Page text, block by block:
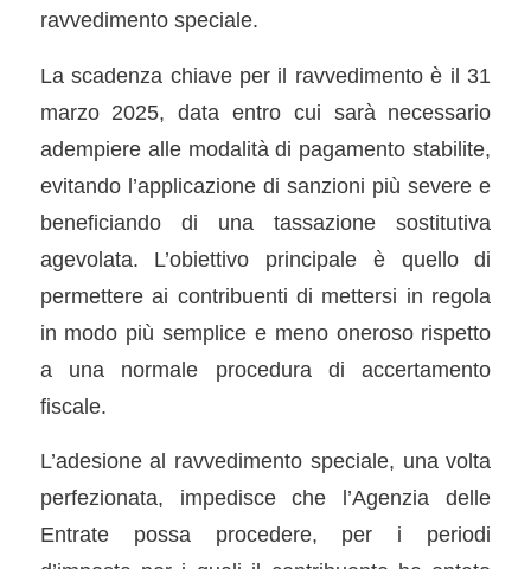
ravvedimento speciale.
La scadenza chiave per il ravvedimento è il 31
marzo 2025, data entro cui sarà necessario
adempiere alle modalità di pagamento stabilite,
evitando l’applicazione di sanzioni più severe e
beneficiando di una tassazione sostitutiva
agevolata. L’obiettivo principale è quello di
permettere ai contribuenti di mettersi in regola
in modo più semplice e meno oneroso rispetto
a una normale procedura di accertamento
fiscale.
L’adesione al ravvedimento speciale, una volta
perfezionata, impedisce che l’Agenzia delle
Entrate possa procedere, per i periodi